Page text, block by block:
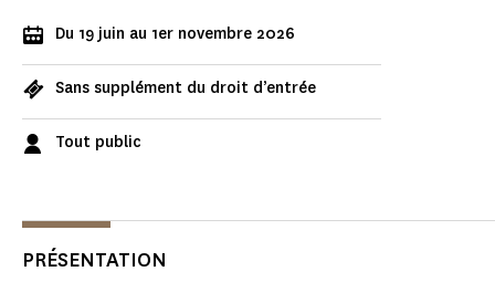
Du 19 juin au 1er novembre 2026
Sans supplément du droit d’entrée
Tout public
PRÉSENTATION